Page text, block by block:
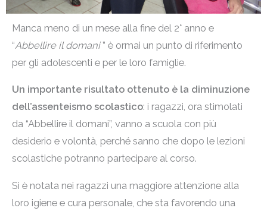
Manca meno di un mese alla fine del 2° anno e
“Abbellire il domani” è ormai un punto di riferimento
per gli adolescenti e per le loro famiglie.
Un importante risultato ottenuto è la diminuzione
dell’assenteismo scolastico: i ragazzi, ora stimolati
da “Abbellire il domani”, vanno a scuola con più
desiderio e volontà, perché sanno che dopo le lezioni
scolastiche potranno partecipare al corso.
Si è notata nei ragazzi una maggiore attenzione alla
loro igiene e cura personale, che sta favorendo una